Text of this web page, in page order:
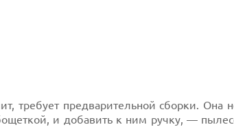
требует предварительной сборки. Она
и добавить к ним ручку, —